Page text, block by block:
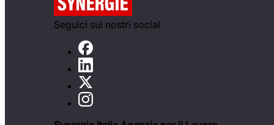
Seguici sui nostri social